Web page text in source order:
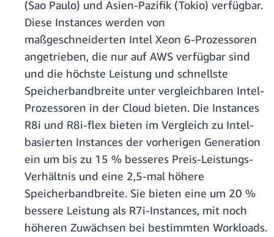
(Sao Paulo) und Asien-Pazifik (Tokio) verfügbar.
Diese Instances werden von
maßgeschneiderten Intel Xeon 6-Prozessoren
angetrieben, die nur auf AWS verfügbar sind
und die höchste Leistung und schnellste
Speicherbandbreite unter vergleichbaren Intel-
Prozessoren in der Cloud bieten. Die Instances
R8i und R8i-flex bieten im Vergleich zu Intel-
basierten Instances der vorherigen Generation
ein um bis zu 15 % besseres Preis-Leistungs-
Verhältnis und eine 2,5-mal höhere
Speicherbandbreite. Sie bieten eine um 20 %
bessere Leistung als R7i-Instances, mit noch
höheren Zuwächsen bei bestimmten Workloads.